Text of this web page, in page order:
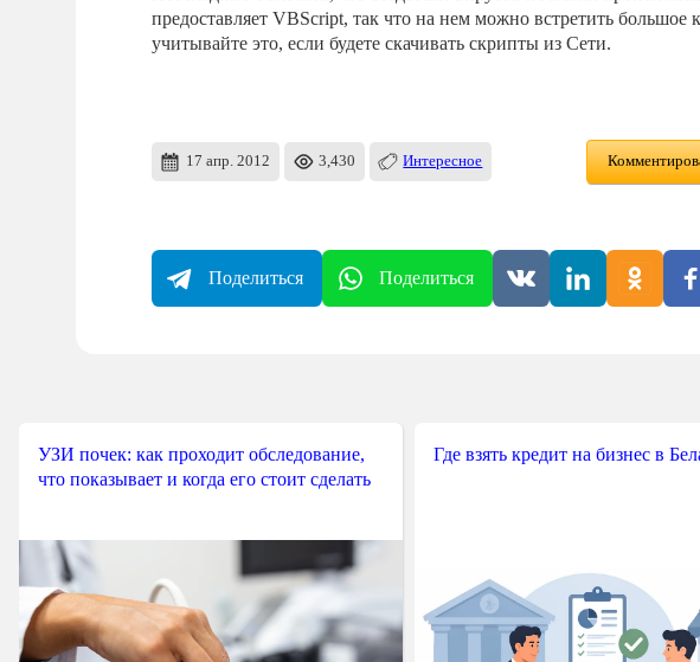
предоставляет VBScript, так что на нем можно встретить большое
учитывайте это, если будете скачивать скрипты из Сети.
17 апр. 2012 3,430 Интересное
Поделиться Поделиться
УЗИ почек: как проходит обследование,
что показывает и когда его стоит сделать
Где взять кредит на бизнес в